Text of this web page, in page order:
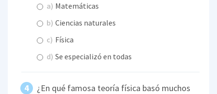
a) Matemáticas
b) Ciencias naturales
c) Física
d) Se especializó en todas
¿En qué famosa teoría física basó muchos